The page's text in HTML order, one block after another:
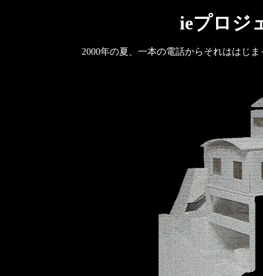
ieプロジ
2000年の夏、一本の電話からそれははじま